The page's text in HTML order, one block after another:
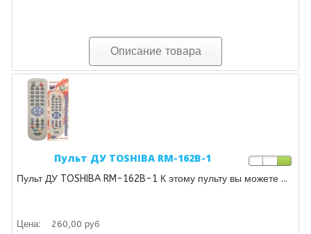
Описание товара
Пульт ДУ TOSHIBA RM-162B-1
Пульт ДУ TOSHIBA RM-162B-1 К этому пульту вы можете ...
Цена: 260,00 руб